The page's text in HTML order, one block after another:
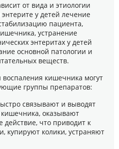
от вида и этиологии
у детей лечение
пациента,
устранение
энтеритах у детей
основной патологии и
веществ.
кишечника могут
группы препаратов:
связывают и выводят
оказывают
что приводит к
купируют колики, устраняют